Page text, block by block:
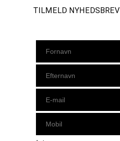
TILMELD NYHEDSBREV